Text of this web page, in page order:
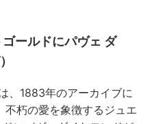
ールドにパヴェ ダ
、1883年のアーカイブに
不朽の愛を象徴するジュエ